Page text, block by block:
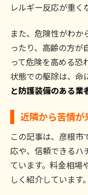
レルギー反応が重く
また、危険性がわか
ったり、高齢の方が
って危険を高める恐
状態での駆除は、命
と防護装備のある業
近隣から苦情が
この記事は、彦根市
応や、信頼できるハ
ています。料金相場
しく紹介しています。